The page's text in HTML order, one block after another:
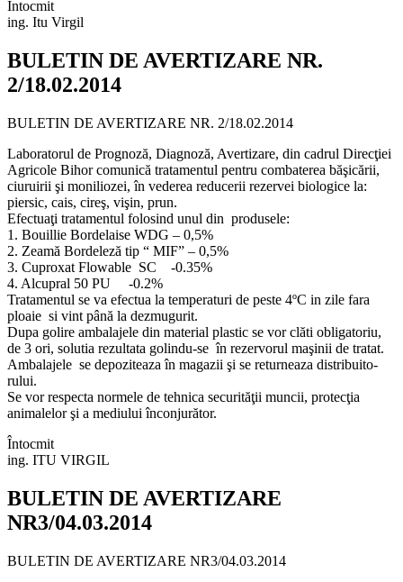
Întocmit
ing. Itu Virgil
BULETIN DE AVERTIZARE NR.
2/18.02.2014
BULETIN DE AVERTIZARE NR. 2/18.02.2014
Laboratorul de Prognoză, Diagnoză, Avertizare, din cadrul Direcţiei
Agricole Bihor comunică tratamentul pentru combaterea băşicării,
ciuruirii şi moniliozei, în vederea reducerii rezervei biologice la:
piersic, cais, cireş, vişin, prun.
Efectuaţi tratamentul folosind unul din produsele:
1. Bouillie Bordelaise WDG – 0,5%
2. Zeamă Bordeleză tip “ MIF” – 0,5%
3. Cuproxat Flowable SC -0.35%
4. Alcupral 50 PU -0.2%
Tratamentul se va efectua la temperaturi de peste 4ºC in zile fara
ploaie si vint până la dezmugurit.
Dupa golire ambalajele din material plastic se vor clăti obligatoriu,
de 3 ori, solutia rezultata golindu-se în rezervorul maşinii de tratat.
Ambalajele se depoziteaza în magazii şi se returneaza distribuito-
rului.
Se vor respecta normele de tehnica securităţii muncii, protecţia
animalelor şi a mediului înconjurător.
Întocmit
ing. ITU VIRGIL
BULETIN DE AVERTIZARE
NR3/04.03.2014
BULETIN DE AVERTIZARE NR3/04.03.2014